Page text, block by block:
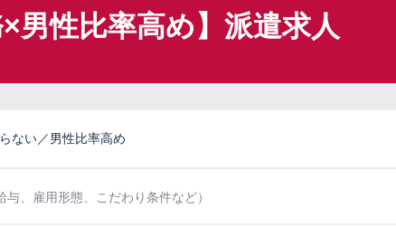
男性比率高め】派遣求人
ない／男性比率高め
与、雇用形態、こだわり条件など）